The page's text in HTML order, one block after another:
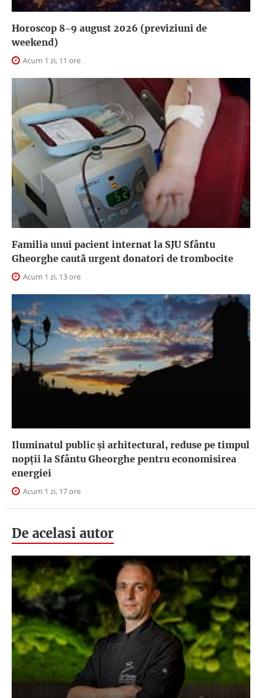
Horoscop 8-9 august 2026 (previziuni de
weekend)
Acum 1 zi, 11 ore
Familia unui pacient internat la SJU Sfântu
Gheorghe caută urgent donatori de trombocite
Acum 1 zi, 13 ore
Iluminatul public şi arhitectural, reduse pe timpul
nopţii la Sfântu Gheorghe pentru economisirea
energiei
Acum 1 zi, 17 ore
De acelasi autor